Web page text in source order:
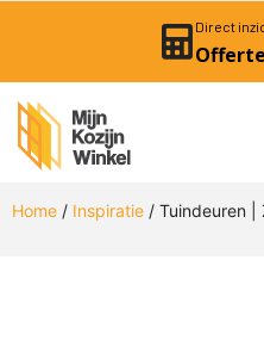
Direct
Home / Inspiratie / Tuindeuren |